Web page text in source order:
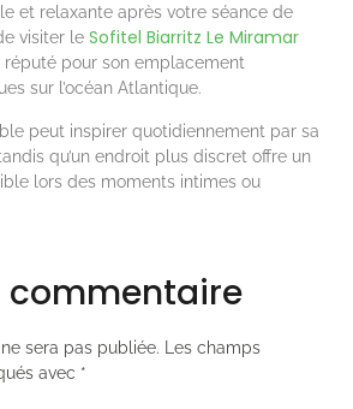
et relaxante après votre séance de
visiter le Sofitel Biarritz Le Miramar
, réputé pour son emplacement
sur l’océan Atlantique.
peut inspirer quotidiennement par sa
qu’un endroit plus discret offre un
lors des moments intimes ou
commentaire
sera pas publiée.
Les champs
avec *